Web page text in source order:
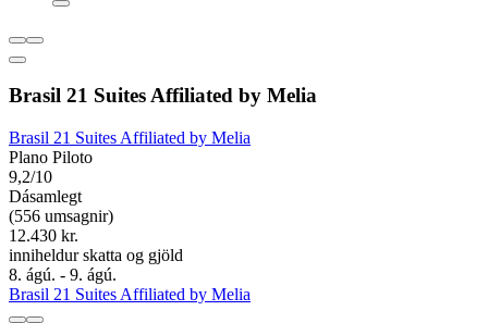
Brasil 21 Suites Affiliated by Melia
Brasil 21 Suites Affiliated by Melia
Plano Piloto
9,2/10
Dásamlegt
(556 umsagnir)
12.430 kr.
inniheldur skatta og gjöld
8. ágú. - 9. ágú.
Brasil 21 Suites Affiliated by Melia